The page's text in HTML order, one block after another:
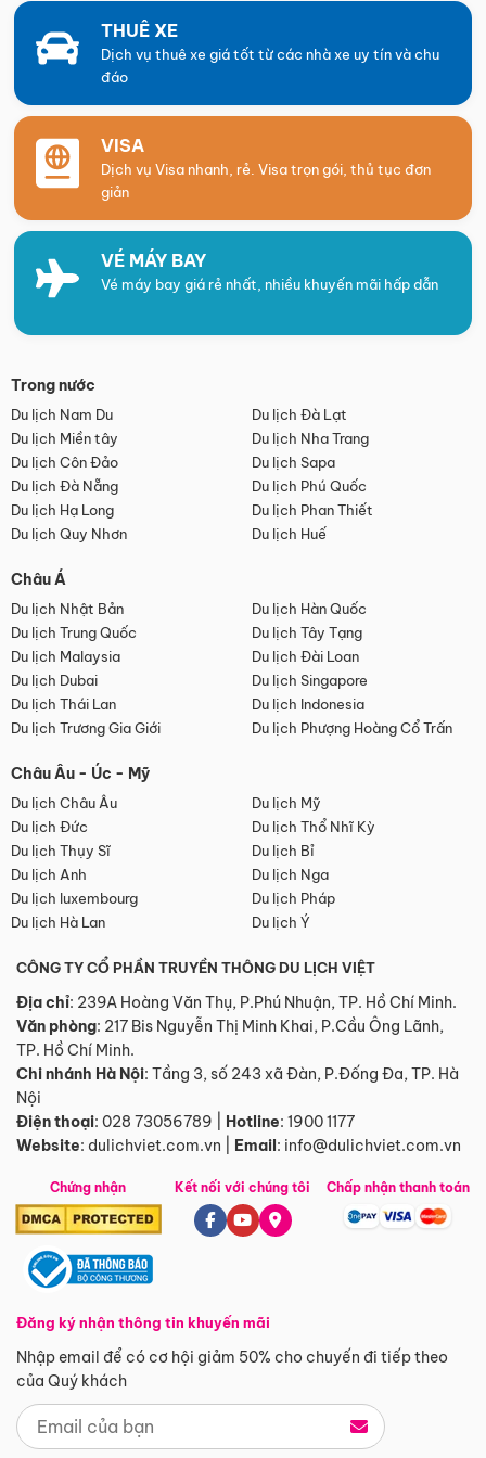
THUÊ XE
Dịch vụ thuê xe giá tốt từ các nhà xe uy tín và chu
đáo
VISA
Dịch vụ Visa nhanh, rẻ. Visa trọn gói, thủ tục đơn
giản
VÉ MÁY BAY
Vé máy bay giá rẻ nhất, nhiều khuyến mãi hấp dẫn
Trong nước
Du lịch Nam Du
Du lịch Đà Lạt
Du lịch Miền tây
Du lịch Nha Trang
Du lịch Côn Đảo
Du lịch Sapa
Du lịch Đà Nẵng
Du lịch Phú Quốc
Du lịch Hạ Long
Du lịch Phan Thiết
Du lịch Quy Nhơn
Du lịch Huế
Châu Á
Du lịch Nhật Bản
Du lịch Hàn Quốc
Du lịch Trung Quốc
Du lịch Tây Tạng
Du lịch Malaysia
Du lịch Đài Loan
Du lịch Dubai
Du lịch Singapore
Du lịch Thái Lan
Du lịch Indonesia
Du lịch Trương Gia Giới
Du lịch Phượng Hoàng Cổ Trấn
Châu Âu - Úc - Mỹ
Du lịch Châu Âu
Du lịch Mỹ
Du lịch Đức
Du lịch Thổ Nhĩ Kỳ
Du lịch Thụy Sĩ
Du lịch Bỉ
Du lịch Anh
Du lịch Nga
Du lịch luxembourg
Du lịch Pháp
Du lịch Hà Lan
Du lịch Ý
CÔNG TY CỔ PHẦN TRUYỀN THÔNG DU LỊCH VIỆT
Địa chỉ: 239A Hoàng Văn Thụ, P.Phú Nhuận, TP. Hồ Chí Minh.
Văn phòng: 217 Bis Nguyễn Thị Minh Khai, P.Cầu Ông Lãnh,
TP. Hồ Chí Minh.
Chi nhánh Hà Nội: Tầng 3, số 243 xã Đàn, P.Đống Đa, TP. Hà
Nội
Điện thoại: 028 73056789 Hotline: 1900 1177
Website: dulichviet.com.vn Email: info@dulichviet.com.vn
Chứng nhận
Đăng ký nhận thông tin khuyến mãi
Nhập email để có cơ hội giảm 50% cho chuyến đi tiếp theo
của Quý khách
Kết nối với chúng tôi Chấp nhận thanh toán